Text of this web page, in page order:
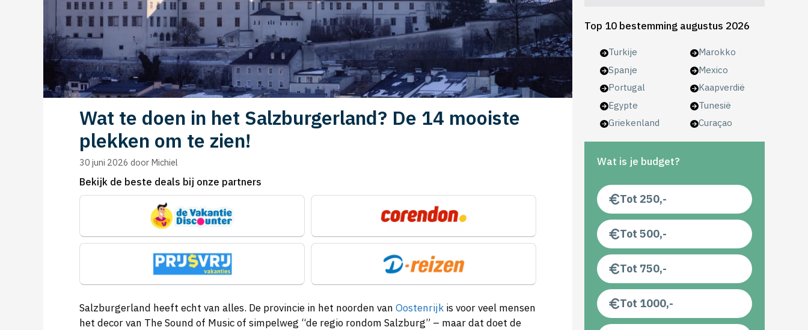
Wat te doen in het Salzburgerland? De 14 mooiste
plekken om te zien!
30 juni 2026 door Michiel
Bekijk de beste deals bij onze partners
Salzburgerland heeft echt van alles. De provincie in het noorden van Oostenrijk is voor veel mensen
het decor van The Sound of Music of simpelweg “de regio rondom Salzburg” – maar dat doet de
Top 10 bestemming augustus 2026
Turkije
Spanje
Portugal
Egypte
Griekenland
Marokko
Mexico
Kaapverdië
Tunesië
Curaçao
Wat is je budget?
Tot 250,-
Tot 500,-
Tot 750,-
Tot 1000,-